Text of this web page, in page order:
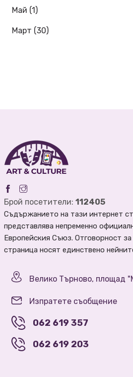
Май (1)
Март (30)
Брой посетители: 112405
Съдържанието на тази интернет
представлява непременно
Европейския Съюз. Отговорност
страница носят единствено
Велико Търново, площад
Изпратете съобщение
062 619 357
062 619 203